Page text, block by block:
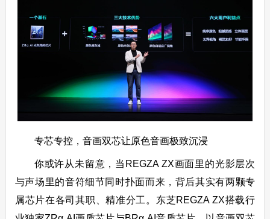
专芯专控，音画双芯让原色音画极致沉浸
你或许从未留意，当REGZA ZX画面里的光影层次
与声场里的音符细节同时扑面而来，背后其实有两颗专
属芯片在各司其职、精准分工。东芝REGZA ZX搭载行